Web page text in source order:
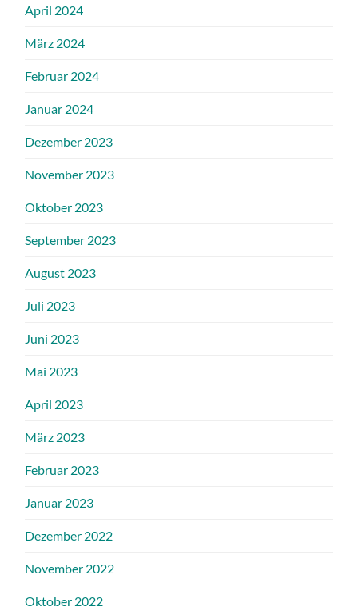
April 2024
März 2024
Februar 2024
Januar 2024
Dezember 2023
November 2023
Oktober 2023
September 2023
August 2023
Juli 2023
Juni 2023
Mai 2023
April 2023
März 2023
Februar 2023
Januar 2023
Dezember 2022
November 2022
Oktober 2022